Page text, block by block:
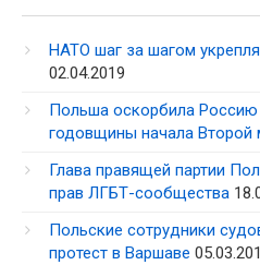
НАТО шаг за шагом
02.04.2019
Польша оскорбила
годовщины начала Второй
Глава правящей партии
прав ЛГБТ-сообщества
Польские сотрудники
протест в Варшаве